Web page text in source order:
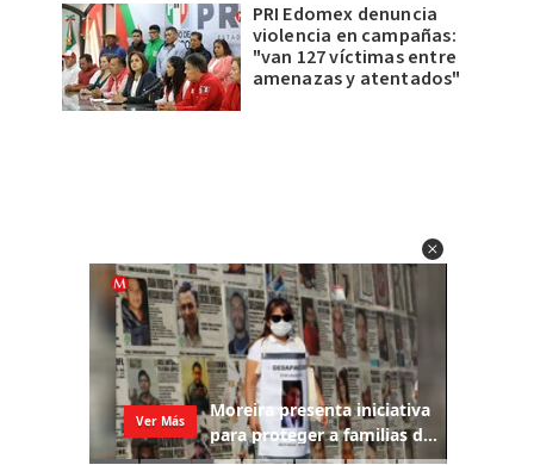
PRI Edomex denuncia
violencia en campañas:
"van 127 víctimas entre
amenazas y atentados"